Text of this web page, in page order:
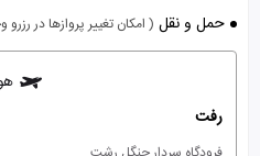
حمل و نقل ( امکان تغییر پروازها در
رفت